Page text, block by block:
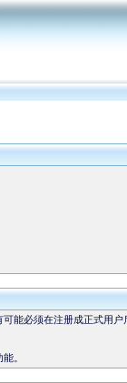
能必须在注册成正式用
。